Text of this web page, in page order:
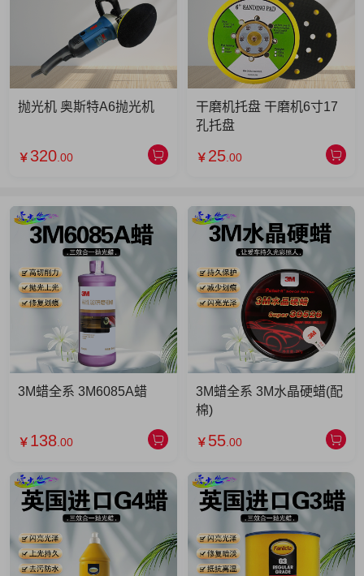
抛光机 奥斯特A6抛光机
￥ 320 .00
干磨机托盘 干磨机6寸17
孔托盘
￥ 25 .00
3M蜡全系 3M6085A蜡
￥ 138 .00
3M蜡全系 3M水晶硬蜡(配
棉)
￥ 55 .00